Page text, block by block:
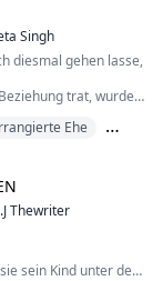
Er will sie
er seitdem gehabt
wie sie.
Singh
diesmal gehen lasse,
trat, wurde
Leben voller
trafen, wa...
Ehe
Thewriter
sein Kind unter dem